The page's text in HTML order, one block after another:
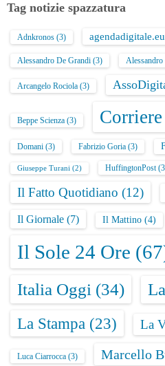
Tag notizie spazzatura
Adnkronos (3) agendadigitale.eu
Alessandro De Grandi (3)
Arcangelo Rociola (3)
Beppe Scienza (3)
Domani (3) Fabrizio Goria (3)
Giuseppe Turani (2) HuffingtonPost
Il Fatto Quotidiano (12)
Il Giornale (7) Il Mattino (4)
Il Sole 24 Ore
Italia Oggi (34)
La Stampa (23) La
Luca Ciarrocca (3) Marcello